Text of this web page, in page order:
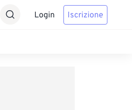
Login Iscrizione